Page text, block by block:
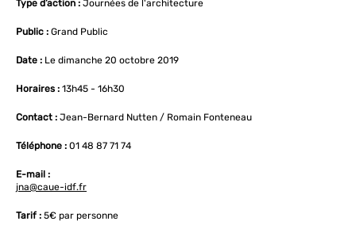
Type d’action : Journées de l'architecture
Public : Grand Public
Date : Le dimanche 20 octobre 2019
Horaires : 13h45 - 16h30
Contact : Jean-Bernard Nutten / Romain Fonteneau
Téléphone : 01 48 87 71 74
E-mail :
jna@caue-idf.fr
Tarif : 5€ par personne